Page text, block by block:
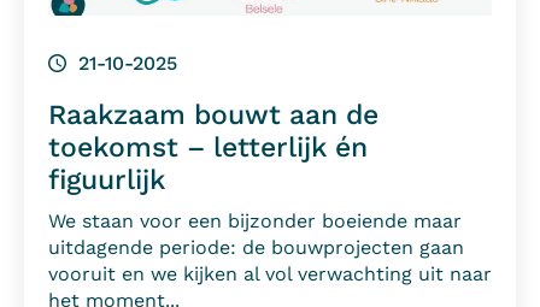
21-10-2025
Raakzaam bouwt aan de
toekomst – letterlijk én
figuurlijk
We staan voor een bijzonder boeiende maar
uitdagende periode: de bouwprojecten gaan
vooruit en we kijken al vol verwachting uit naar
het moment...